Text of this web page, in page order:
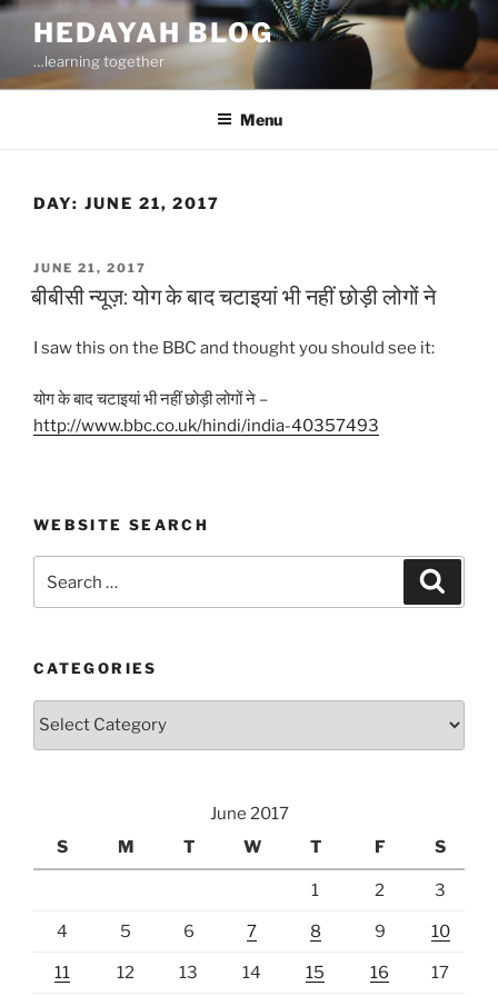
Skip
content
HEDAYAH BLOG
…learning together
Menu
DAY: JUNE 21, 2017
POSTED
ON
JUNE 21, 2017
बीबीसी न्यूज़: योग के बाद चटाइयां भी नहीं छोड़ी लोगों ने
I saw this on the BBC and thought you should see it:
योग के बाद चटाइयां भी नहीं छोड़ी लोगों ने –
http://www.bbc.co.uk/hindi/india-40357493
WEBSITE SEARCH
for:
CATEGORIES
Categories
June 2017
S
M T W T F S
1 2 3
4 5 6 7 8 9 10
11 12 13 14 15 16 17